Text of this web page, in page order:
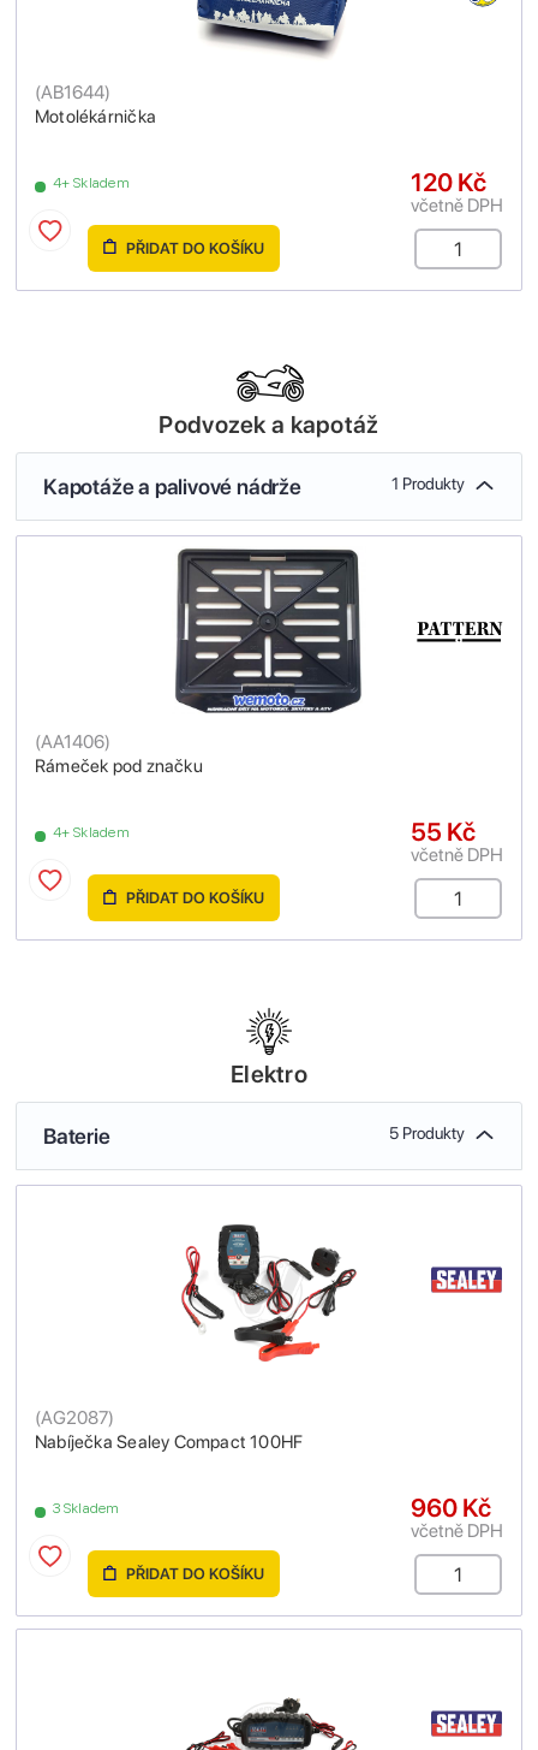
Motolékárnička
(AB1644)
4+ Skladem 120 Kč
včetně DPH
PŘIDAT DO KOŠÍKU
Podvozek a kapotáž
Kapotáže a palivové nádrže 1 Produkty
Rámeček pod značku
(AA1406)
4+ Skladem 55 Kč
včetně DPH
PŘIDAT DO KOŠÍKU
Elektro
Baterie 5 Produkty
Nabíječka Sealey Compact 100HF
(AG2087)
3 Skladem 960 Kč
včetně DPH
PŘIDAT DO KOŠÍKU